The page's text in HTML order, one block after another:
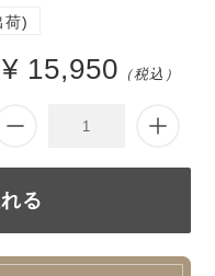
荷)
¥ 15,950 （税込）